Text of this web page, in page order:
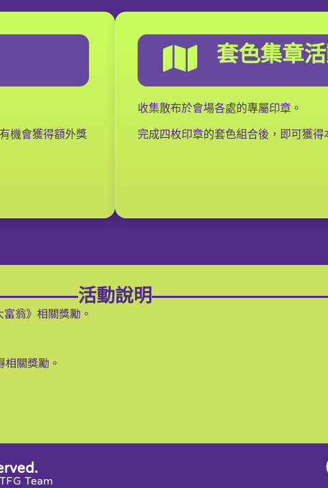
機會獲得額外獎
套色集章
收集散布於會場各處的專屬印章。
完成四枚印章的套色組合後，即可獲得
活動說明
翁》相關獎勵。
關獎勵。
Team